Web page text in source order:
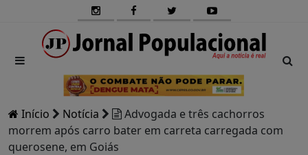
Início Notícia
Advogada e três cachorros
morrem após carro bater em carreta carregada com
querosene, em Goiás